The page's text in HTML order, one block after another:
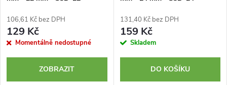
106,61 Kč bez DPH
129 Kč
Momentálně nedostupné
ZOBRAZIT
131,40 Kč bez DPH
159 Kč
Skladem
DO KOŠÍKU